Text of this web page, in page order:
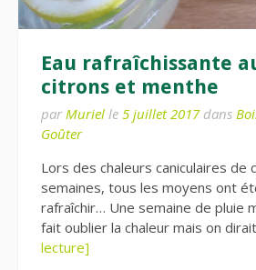
Eau rafraîchissante
citrons et menthe
par Muriel le 5 juillet 2017dans
Goûter
Lors des chaleurs caniculaires de
semaines, tous les moyens ont
rafraîchir… Une semaine de pluie
fait oublier la chaleur mais on
lecture]